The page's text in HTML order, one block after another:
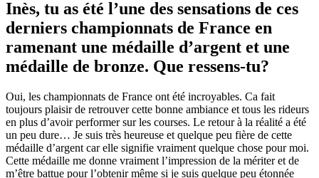
Inès, tu as été l’une des sensations de ces
derniers championnats de France en
ramenant une médaille d’argent et une
médaille de bronze. Que ressens-tu?
Oui, les championnats de France ont été incroyables. Ca fait
toujours plaisir de retrouver cette bonne ambiance et tous les rideurs
en plus d’avoir performer sur les courses. Le retour à la réalité a été
un peu dure… Je suis très heureuse et quelque peu fière de cette
médaille d’argent car elle signifie vraiment quelque chose pour moi.
Cette médaille me donne vraiment l’impression de la mériter et de
m’être battue pour l’obtenir même si je suis quelque peu étonnée